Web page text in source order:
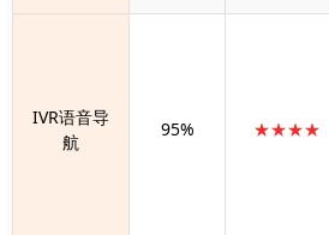
IVR语音导
航
95% ★★★★